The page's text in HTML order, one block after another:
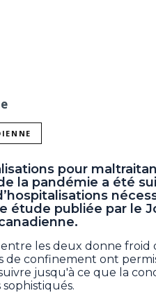
pour
la pandémie a été
étude publiée par le
les deux donne froid
de confinement ont
jusqu'à ce que la
sophistiqués.